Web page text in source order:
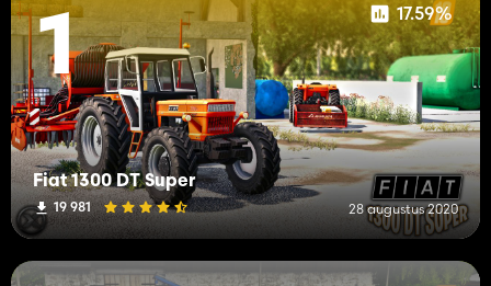
1 17.59%
Fiat 1300 DT Super
19 981 28 augustus 2020